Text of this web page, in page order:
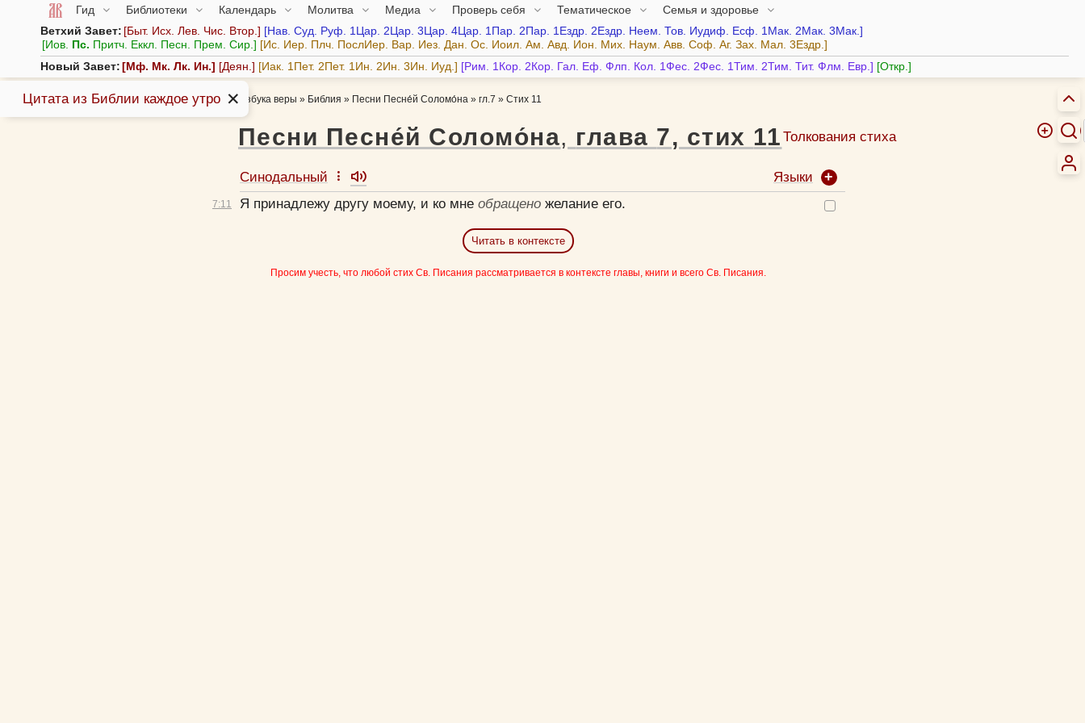
Гид Библиотеки Календарь Молитва Медиа Проверь себя Тематическое
Семья и здоровье
Ветхий Завет: Быт. Исх. Лев. Чис. Втор. Нав. Суд. Руф. 1Цар. 2Цар. 3Цар. 4Цар. 1Пар. 2Пар. 1Ездр. 2Ездр. Неем. Тов. Иудиф. Есф. 1Мак. 2Мак. 3Мак.
Иов. Пс. Притч. Еккл. Песн. Прем. Сир. Ис. Иер. Плч. ПослИер. Вар. Иез. Дан. Ос. Иоил. Ам. Авд. Ион. Мих. Наум. Авв. Соф. Аг. Зах. Мал. 3Ездр.
Новый Завет: Мф. Мк. Лк. Ин. Деян. Иак. 1Пет. 2Пет. 1Ин. 2Ин. 3Ин. Иуд. Рим. 1Кор. 2Кор. Гал. Еф. Флп. Кол. 1Фес. 2Фес. 1Тим. 2Тим. Тит. Флм. Евр. Откр.
Азбука веры » Библия » Песни Песне́й Соломо́на » гл.7 » Стих 11
Песни Песне́й Соломо́на, глава 7, стих 11 Толкования стиха
7:11
Синодальный
Языки
Я принадлежу другу моему, и ко мне обращеножелание его.
Читать в контексте
Просим учесть, что любой стих Св. Писания рассматривается в контексте главы, книги и всего Св. Писания.
Цитата из Библии каждое утро ✕